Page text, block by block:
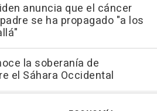
anuncia que el cáncer
se ha propagado "a los
la soberanía de
el Sáhara Occidental